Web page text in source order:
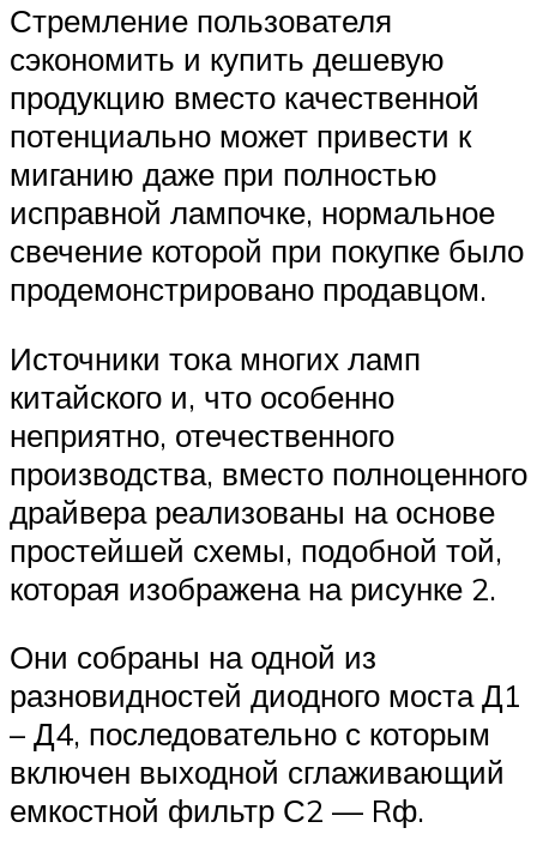
Стремление пользователя
сэкономить и купить дешевую
продукцию вместо качественной
потенциально может привести к
миганию даже при полностью
исправной лампочке, нормальное
свечение которой при покупке было
продемонстрировано продавцом.
Источники тока многих ламп
китайского и, что особенно
неприятно, отечественного
производства, вместо полноценного
драйвера реализованы на основе
простейшей схемы, подобной той,
которая изображена на рисунке 2.
Они собраны на одной из
разновидностей диодного моста Д1
– Д4, последовательно с которым
включен выходной сглаживающий
емкостной фильтр С2 — Rф.